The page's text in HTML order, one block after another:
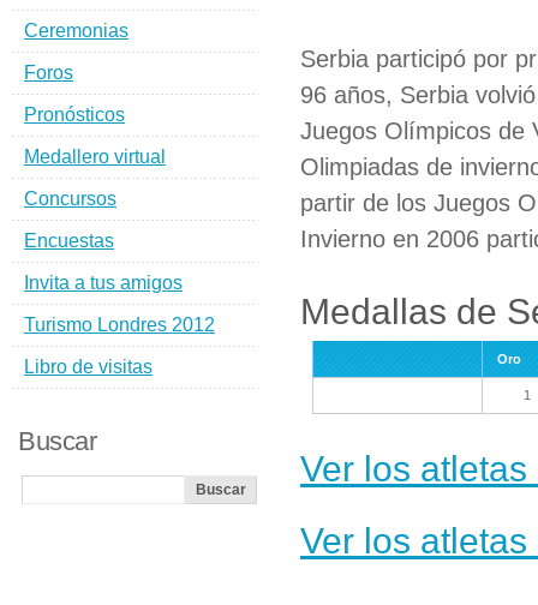
Serbia participó por
96 años, Serbia
Juegos Olímpicos de
Olimpiadas de
partir de los Juegos
Invierno en 2006
Medallas de
Oro
1
Ver los
Ver los
Ceremonias
Foros
Pronósticos
Medallero virtual
Concursos
Encuestas
Invita a tus amigos
Turismo Londres 2012
Libro de visitas
Buscar